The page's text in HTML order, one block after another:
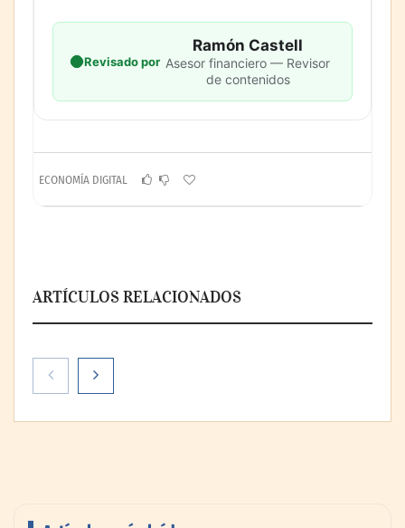
Revisado por
Ramón Castell
Asesor financiero — Revisor
de contenidos
ECONOMÍA DIGITAL
ARTÍCULOS RELACIONADOS